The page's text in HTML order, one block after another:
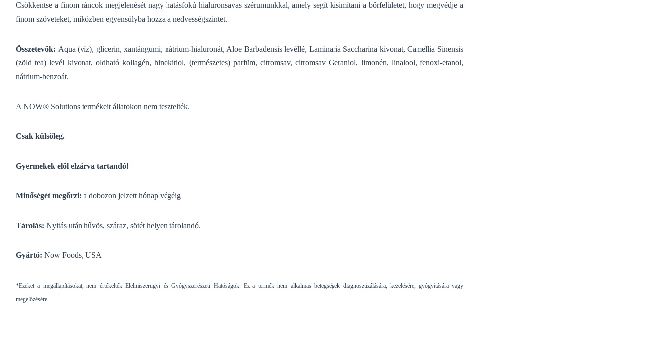
Csökkentse a finom ráncok megjelenését nagy hatásfokú hialuronsavas szérumunkkal, amely segít kisimítani a bőrfelületet, hogy megvédje a
finom szöveteket, miközben egyensúlyba hozza a nedvességszintet.
Összetevők: Aqua (víz), glicerin, xantángumi, nátrium-hialuronát, Aloe Barbadensis levéllé, Laminaria Saccharina kivonat, Camellia Sinensis
(zöld tea) levél kivonat, oldható kollagén, hinokitiol, (természetes) parfüm, citromsav, citromsav Geraniol, limonén, linalool, fenoxi-etanol,
nátrium-benzoát.
A NOW® Solutions termékeit állatokon nem tesztelték.
Csak külsőleg.
Gyermekek elől elzárva tartandó!
Minőségét megőrzi: a dobozon jelzett hónap végéig
Tárolás: Nyitás után hűvös, száraz, sötét helyen tárolandó.
Gyártó: Now Foods, USA
*Ezeket a megállapításokat, nem értékelték Élelmiszerügyi és Gyógyszerészeti Hatóságok. Ez a termék nem alkalmas betegségek diagnosztizálására, kezelésére, gyógyítására vagy
megelőzésére.